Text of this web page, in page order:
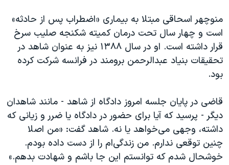
منوچهر اسحاقی مبتلا به بیماری «اضطراب پس از حادثه»
است و چهار سال تحت درمان کمیته شکنجه صلیب سرخ
قرار داشته است. او در سال ۱۳۸۸ نیز به عنوان شاهد در
تحقیقات بنیاد عبدالرحمن برومند در فرانسه شرکت کرده
بود.
قاضی در پایان جلسه امروز دادگاه از شاهد - مانند شاهدان
دیگر - پرسید که آیا برای حضور در دادگاه یا ضرر و زیانی که
داشته، وجهی می‌خواهد یا نه. شاهد گفت: «من اصلا
چنین توقعی ندارم. من زندگی‌ام را از دست داده بودم.
خوشحال شدم که توانستم این جا باشم و شهادت بدهم.»